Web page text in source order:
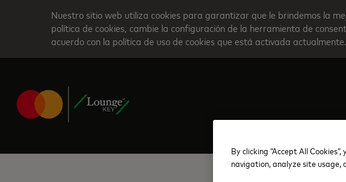
content
Nuestro sitio web utiliza cookies para garantizar que le brindemos la
política de cookies, cambie la configuración de la herramienta de
acuerdo con la política de uso de cookies que está activada actualmente.
By clicking “Accept All
navigation, analyze site